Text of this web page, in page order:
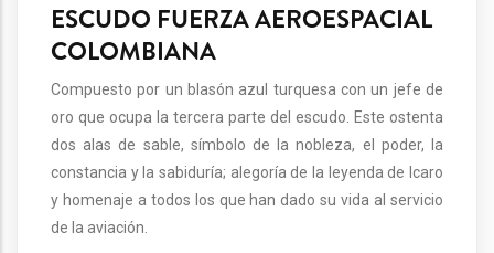
ESCUDO FUERZA AEROESPACIAL
COLOMBIANA
Compuesto por un blasón azul turquesa con un jefe de
oro que ocupa la tercera parte del escudo. Este ostenta
dos alas de sable, símbolo de la nobleza, el poder, la
constancia y la sabiduría; alegoría de la leyenda de Icaro
y homenaje a todos los que han dado su vida al servicio
de la aviación.